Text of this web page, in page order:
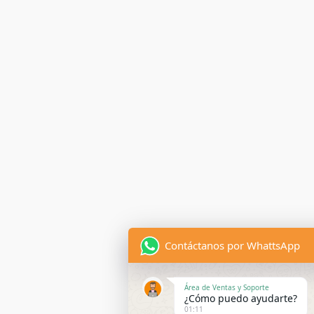
Contáctanos por WhattsApp
Área de Ventas y Soporte
¿Cómo puedo ayudarte?
01:11